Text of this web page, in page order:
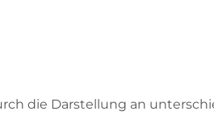
die Darstellung an